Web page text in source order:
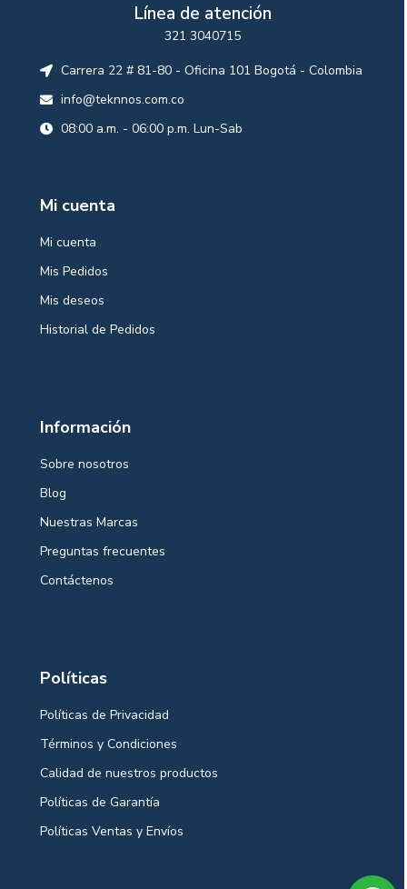
Línea de atención
321 3040715
Carrera 22 # 81-80 - Oficina 101 Bogotá - Colombia
info@teknnos.com.co
08:00 a.m. - 06:00 p.m. Lun-Sab
Mi cuenta
Mi cuenta
Mis Pedidos
Mis deseos
Historial de Pedidos
Información
Sobre nosotros
Blog
Nuestras Marcas
Preguntas frecuentes
Contáctenos
Políticas
Políticas de Privacidad
Términos y Condiciones
Calidad de nuestros productos
Políticas de Garantía
Políticas Ventas y Envíos